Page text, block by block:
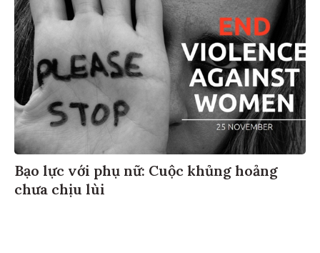
Bạo lực với phụ nữ: Cuộc khủng hoảng
chưa chịu lùi